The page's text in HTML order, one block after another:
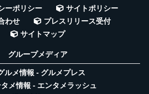
ーポリシー
サイトポリシー
わせ
プレスリリース受付
サイトマップ
グループメディア
ルメ情報 - グルメプレス
メ情報 - エンタメラッシュ